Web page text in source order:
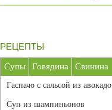
РЕЦЕПТЫ
Супы Говядина Свинина
Гаспачо с сальсой из авокадо
Суп из шампиньонов